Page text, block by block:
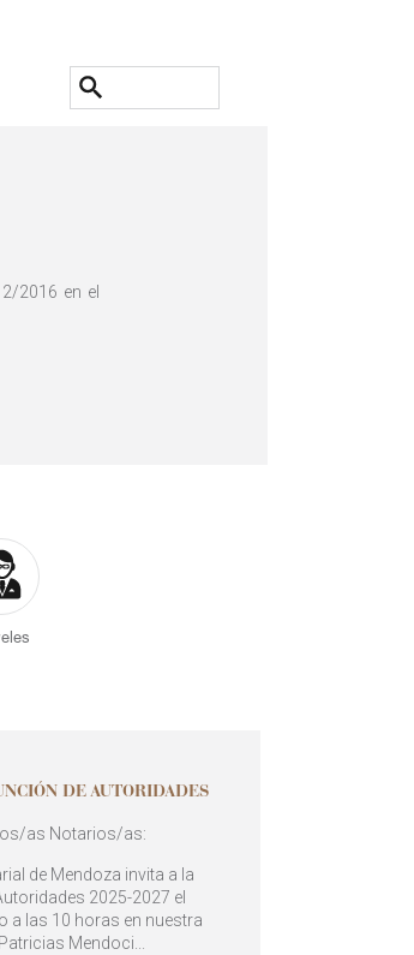
2016 en el
DE AUTORIDADES
as Notarios/as:
de Mendoza invita a la
2025-2027 el
a las 10 horas en nuestra
Mendoci...